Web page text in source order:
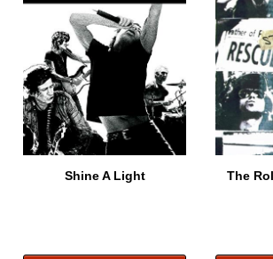
Shine A Light
The